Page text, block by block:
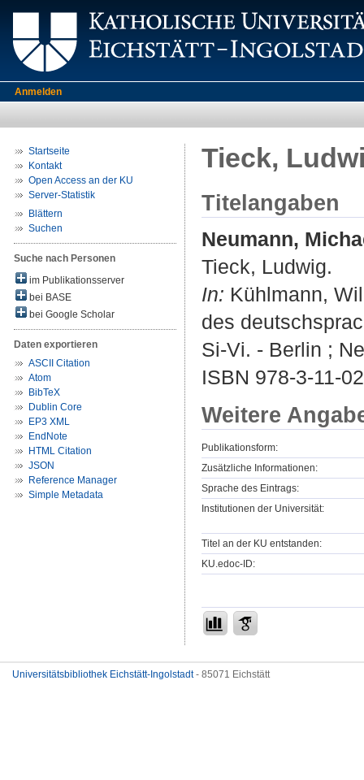
Anmelden
Startseite
Kontakt
Open Access an der KU
Server-Statistik
Blättern
Suchen
Suche nach Personen
im Publikationsserver
bei BASE
bei Google Scholar
Daten exportieren
ASCII Citation
Atom
BibTeX
Dublin Core
EP3 XML
EndNote
HTML Citation
JSON
Reference Manager
Simple Metadata
Tieck,
Titelangaben
Neumann,
Tieck, Ludwig.
In: Kühlmann,
des
Si-Vi. - Berlin ;
ISBN 978-3-11-
Weitere
Publikationsform:
Zusätzliche Informationen:
Sprache des Eintrags:
Institutionen der Universität:
Titel an der KU entstanden:
KU.edoc-ID:
Universitätsbibliothek Eichstätt-Ingolstadt- 85071 Eichstätt